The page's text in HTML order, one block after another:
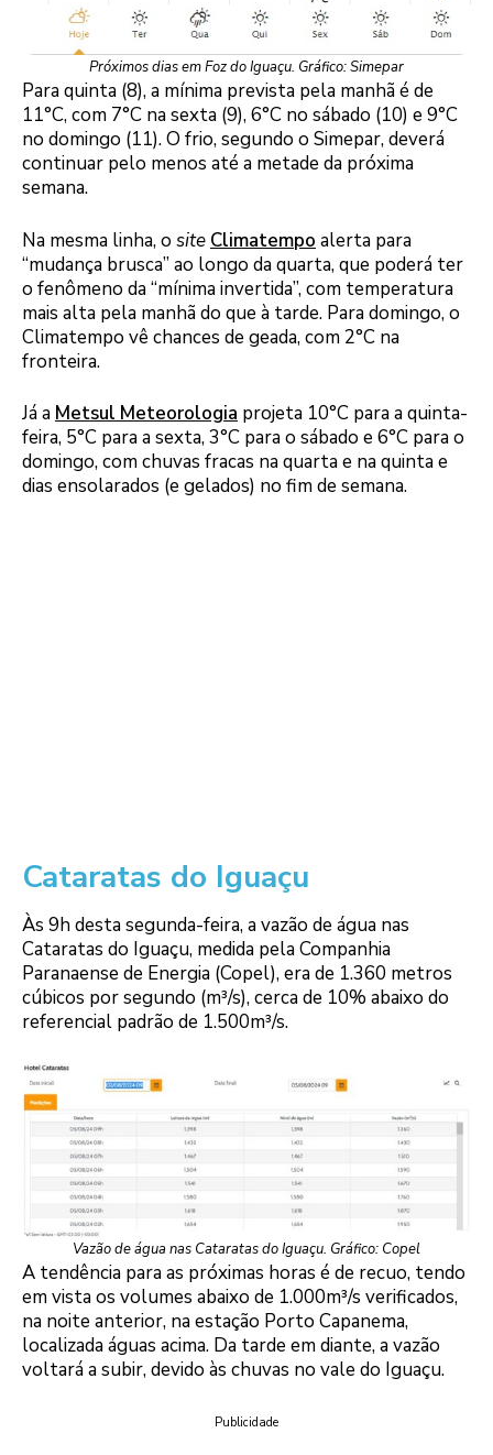
Próximos dias em Foz do Iguaçu. Gráfico: Simepar
Para quinta (8), a mínima prevista pela manhã é de
11°C, com 7°C na sexta (9), 6°C no sábado (10) e 9°C
no domingo (11). O frio, segundo o Simepar, deverá
continuar pelo menos até a metade da próxima
semana.
Na mesma linha, o site Climatempo alerta para
“mudança brusca” ao longo da quarta, que poderá ter
o fenômeno da “mínima invertida”, com temperatura
mais alta pela manhã do que à tarde. Para domingo, o
Climatempo vê chances de geada, com 2°C na
fronteira.
Já a Metsul Meteorologia projeta 10°C para a quinta-
feira, 5°C para a sexta, 3°C para o sábado e 6°C para o
domingo, com chuvas fracas na quarta e na quinta e
dias ensolarados (e gelados) no fim de semana.
Cataratas do Iguaçu
Às 9h desta segunda-feira, a vazão de água nas
Cataratas do Iguaçu, medida pela Companhia
Paranaense de Energia (Copel), era de 1.360 metros
cúbicos por segundo (m³/s), cerca de 10% abaixo do
referencial padrão de 1.500m³/s.
Vazão de água nas Cataratas do Iguaçu. Gráfico: Copel
A tendência para as próximas horas é de recuo, tendo
em vista os volumes abaixo de 1.000m³/s verificados,
na noite anterior, na estação Porto Capanema,
localizada águas acima. Da tarde em diante, a vazão
voltará a subir, devido às chuvas no vale do Iguaçu.
Publicidade